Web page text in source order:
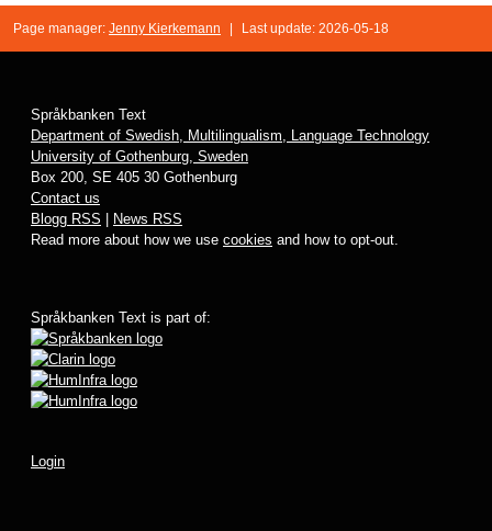
Page manager: Jenny Kierkemann Last update: 2026-05-18
Språkbanken Text
Department of Swedish, Multilingualism, Language Technology
University of Gothenburg, Sweden
Box 200, SE 405 30 Gothenburg
Contact us
Blogg RSS
News RSS
Read more about how we use cookies and how to opt-out.
Språkbanken Text is part of:
Login